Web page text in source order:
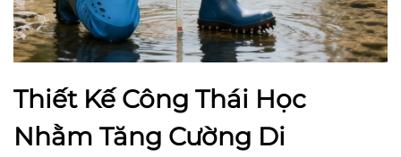
Thiết Kế Công Thái Học
Nhằm Tăng Cường Di